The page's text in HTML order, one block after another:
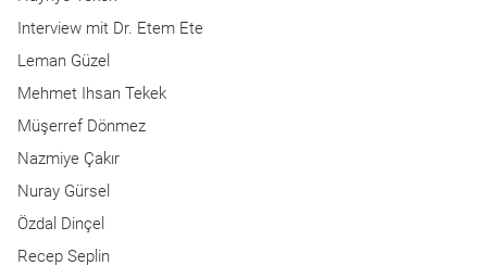
Interview mit Dr. Etem Ete
Leman Güzel
Mehmet Ihsan Tekek
Müşerref Dönmez
Nazmiye Çakır
Nuray Gürsel
Özdal Dinçel
Recep Seplin